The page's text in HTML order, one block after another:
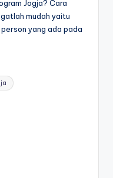
Jogja? Cara
mudah yaitu
yang ada pada